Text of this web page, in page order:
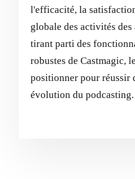
l'efficacité, la
globale des activités
tirant parti des
robustes de Castmagic,
positionner pour réussir
évolution du podcasting.